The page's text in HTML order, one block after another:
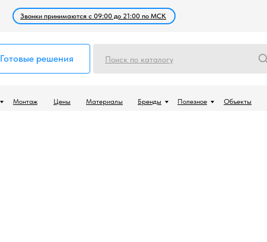
Поиск по каталогу
Материалы Полезное Объекты
Бренды
Монтаж Цены
Готовые решения
Звонки принимаются с 09:00 до 21:00 по МСК